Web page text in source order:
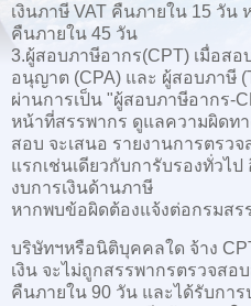
เงินภาษี VAT คืนภายใน 15 วัน
คืนภายใน 45 วัน
3.ผู้สอบภาษีอากร(CPT) เมื่อส
อนุญาต (CPA) และ ผู้สอบภาษี
ผ่านการเป็น "ผู้สอบภาษีอากร-
หน้าที่สรรพากร ดูแลความผิดท
สอบ จะเสนอ รายงานการตร
แรกเช่นเดียวกับการับรองทั่วไ
งบการเงินด้านภาษี
หากพบข้อผิดต้องแจ้งต่อกรมสร
บริษัทฯหรือนิติบุคคลใด จ้าง
เงิน จะไม่ถูกสรรพากรตรวจสอ
คืนภายใน 90 วัน และได้รับกา